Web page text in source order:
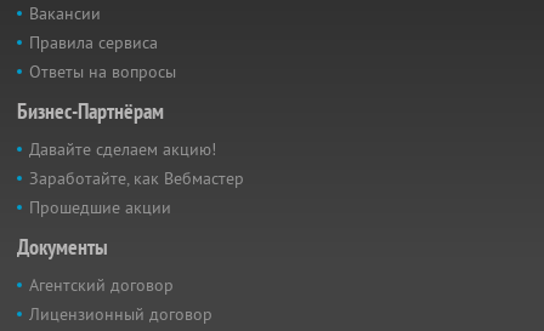
Вакансии
Правила сервиса
Ответы на вопросы
Бизнес-Партнёрам
Давайте сделаем акцию!
Заработайте, как Вебмастер
Прошедшие акции
Документы
Агентский договор
Лицензионный договор